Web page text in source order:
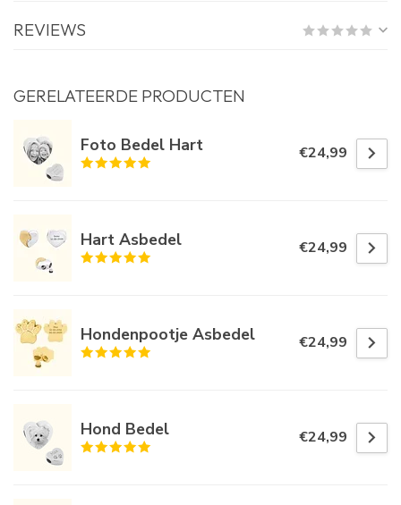
REVIEWS
GERELATEERDE PRODUCTEN
Foto Bedel Hart €24,99
Hart Asbedel €24,99
Hondenpootje Asbedel €24,99
Hond Bedel €24,99